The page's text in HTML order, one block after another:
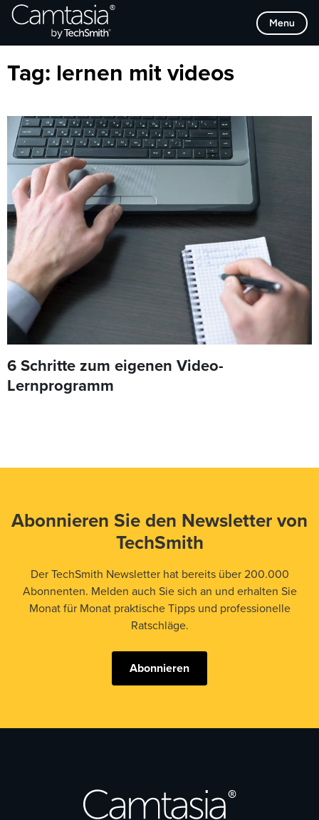
Direkt
zum
Menu
Browse Categories
Tag: lernen mit videos
6 Schritte zum eigenen Video-
Lernprogramm
Abonnieren Sie den Newsletter von
TechSmith
Der TechSmith Newsletter hat bereits über 200.000
Abonnenten. Melden auch Sie sich an und erhalten Sie
Monat für Monat praktische Tipps und professionelle
Ratschläge.
Abonnieren